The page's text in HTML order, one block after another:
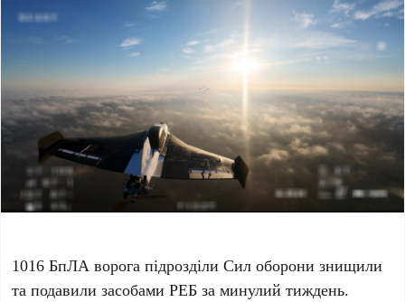
1016 БпЛА ворога підрозділи Сил оборони знищили
та подавили засобами РЕБ за минулий тиждень.